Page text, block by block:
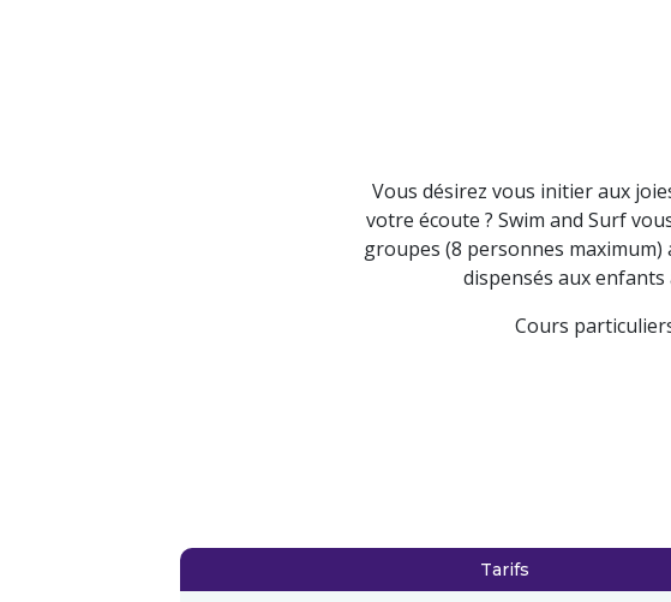
Vous désirez vous initier aux
votre écoute ? Swim and Surf
groupes (8 personnes
dispensés aux enfants
Cours
Tarifs